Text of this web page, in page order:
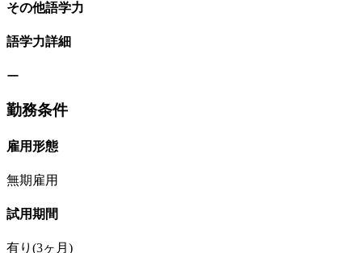
その他語学力
語学力詳細
ー
勤務条件
雇用形態
無期雇用
試用期間
有り(3ヶ月)